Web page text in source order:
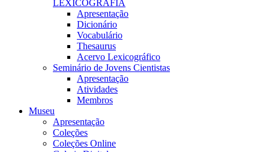
LEXICOGRAFIA
Apresentação
Dicionário
Vocabulário
Thesaurus
Acervo Lexicográfico
Seminário de Jovens Cientistas
Apresentação
Atividades
Membros
Museu
Apresentação
Coleções
Coleções Online